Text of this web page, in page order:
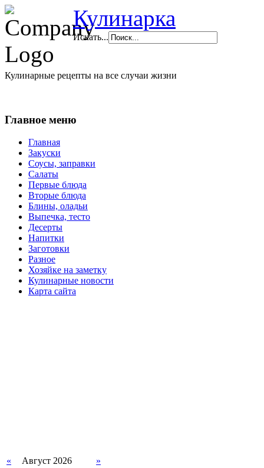
Кулинарка
Искать...
Кулинарные рецепты на все случаи жизни
Главное меню
Главная
Закуски
Соусы, заправки
Салаты
Первые блюда
Вторые блюда
Блины, оладьи
Выпечка, тесто
Десерты
Напитки
Заготовки
Разное
Хозяйке на заметку
Кулинарные новости
Карта сайта
« Август 2026
»